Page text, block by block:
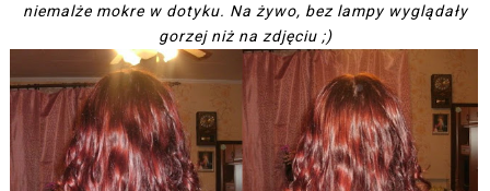
niemalże mokre w dotyku. Na żywo, bez lampy wyglądały
gorzej niż na zdjęciu ;)